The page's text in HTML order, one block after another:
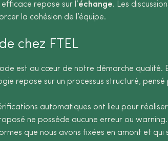
repose sur l’échange. Les
la cohésion de l’équipe.
chez FTEL
est au cœur de notre démarche qualité.
repose sur un processus structuré,
automatiques ont lieu pour
ne possède aucune erreur ou warning.
que nous avons fixées en amont et